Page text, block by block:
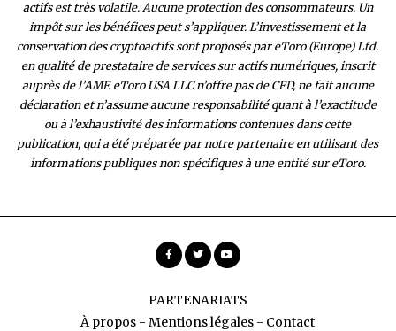
actifs est très volatile. Aucune protection des consommateurs. Un
impôt sur les bénéfices peut s’appliquer. L’investissement et la
conservation des cryptoactifs sont proposés par eToro (Europe) Ltd.
en qualité de prestataire de services sur actifs numériques, inscrit
auprès de l’AMF. eToro USA LLC n’offre pas de CFD, ne fait aucune
déclaration et n’assume aucune responsabilité quant à l’exactitude
ou à l’exhaustivité des informations contenues dans cette
publication, qui a été préparée par notre partenaire en utilisant des
informations publiques non spécifiques à une entité sur eToro.
PARTENARIATS
À propos -Mentions légales - Contact